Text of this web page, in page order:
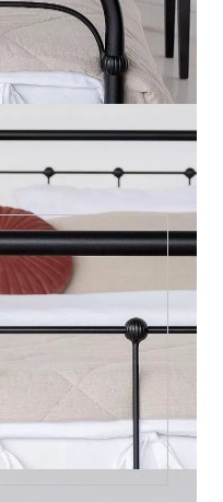
DIR AUCH